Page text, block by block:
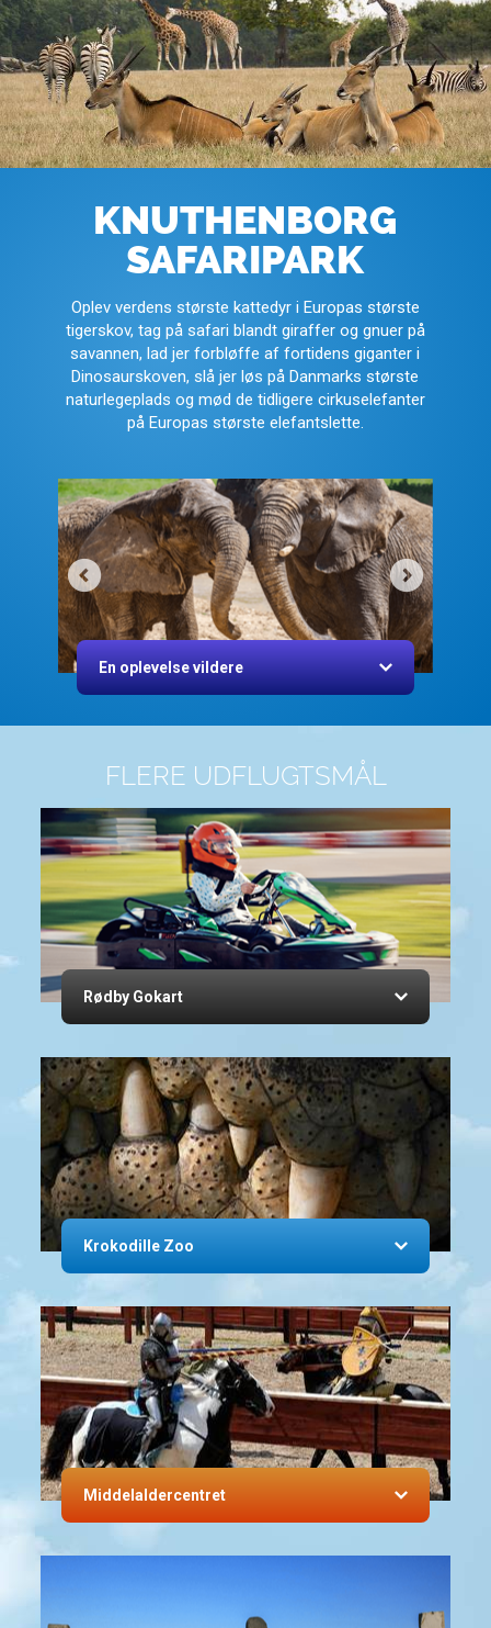
KNUTHENBORG
SAFARIPARK
Oplev verdens største kattedyr i Europas største
tigerskov, tag på safari blandt giraffer og gnuer på
savannen, lad jer forbløffe af fortidens giganter i
Dinosaurskoven, slå jer løs på Danmarks største
naturlegeplads og mød de tidligere cirkuselefanter
på Europas største elefantslette.
En oplevelse vildere
FLERE UDFLUGTSMÅL
Rødby Gokart
Krokodille Zoo
Middelaldercentret